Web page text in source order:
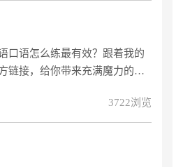
口语怎么练最有效？跟着我的
链接，给你带来充满魔力的英
知道英文学习的重要性，一口
3722浏览